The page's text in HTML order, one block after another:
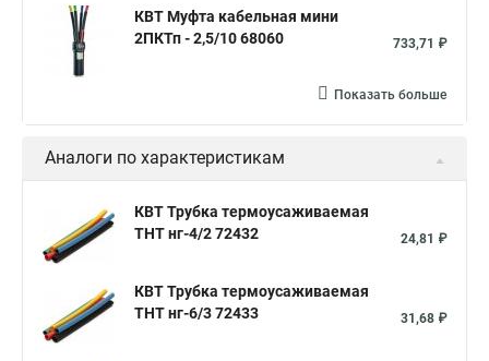
КВТ Муфта кабельная мини
2ПКТп - 2,5/10 68060
733,71 ₽
Показать больше
Аналоги по характеристикам
КВТ Трубка термоусаживаемая
ТНТ нг-4/2 72432
24,81 ₽
КВТ Трубка термоусаживаемая
ТНТ нг-6/3 72433
31,68 ₽